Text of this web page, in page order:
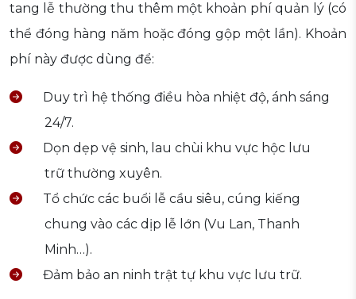
tang lễ thường thu thêm một khoản phí quản lý (có
thể đóng hàng năm hoặc đóng gộp một lần). Khoản
phí này được dùng để:
Duy trì hệ thống điều hòa nhiệt độ, ánh sáng
24/7.
Dọn dẹp vệ sinh, lau chùi khu vực hộc lưu
trữ thường xuyên.
Tổ chức các buổi lễ cầu siêu, cúng kiếng
chung vào các dịp lễ lớn (Vu Lan, Thanh
Minh…).
Đảm bảo an ninh trật tự khu vực lưu trữ.